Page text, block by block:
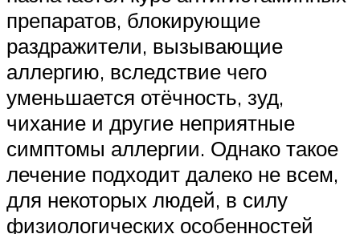
препаратов, блокирующие
раздражители, вызывающие
аллергию, вследствие чего
уменьшается отёчность, зуд,
чихание и другие неприятные
симптомы аллергии. Однако такое
лечение подходит далеко не всем,
для некоторых людей, в силу
физиологических особенностей